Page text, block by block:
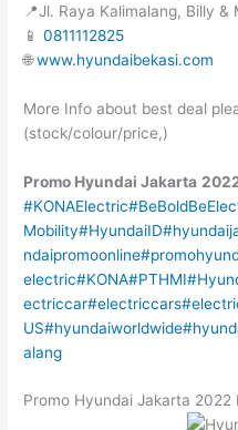
📍Jl. Raya Kalimalang, Billy
📱0811112825
🌐www.hyundaibekasi.com
More Info about best deal
(stock/colour/price,)
Promo Hyundai Jakarta
#KONAElectric
Mobility#HyundaiID
ndaipromoonline
electric#KONA#PTHMI
ectriccar#electriccars
US#hyundaiworldwide
alang
Promo Hyundai Jakarta 2022